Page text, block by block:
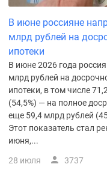
В июне россияне
млрд рублей на
ипотеки
В июне 2026 года
млрд рублей на
ипотеки, в том числе
(54,5%) — на полное
еще 59,4 млрд рублей
Этот показатель стал
июня,...
28 июля 3737